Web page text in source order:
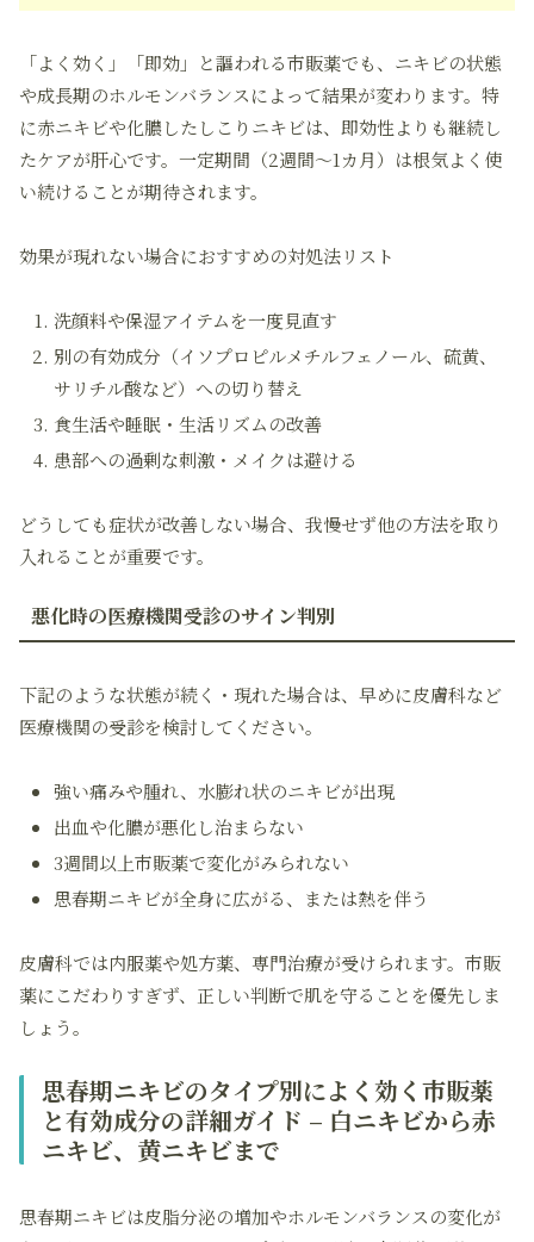
「よく効く」「即効」と謳われる市販薬でも、ニキビの状態
や成長期のホルモンバランスによって結果が変わります。特
に赤ニキビや化膿したしこりニキビは、即効性よりも継続し
たケアが肝心です。一定期間（2週間～1カ月）は根気よく使
い続けることが期待されます。
効果が現れない場合におすすめの対処法リスト
洗顔料や保湿アイテムを一度見直す
別の有効成分（イソプロピルメチルフェノール、硫黄、
サリチル酸など）への切り替え
食生活や睡眠・生活リズムの改善
患部への過剰な刺激・メイクは避ける
どうしても症状が改善しない場合、我慢せず他の方法を取り
入れることが重要です。
悪化時の医療機関受診のサイン判別
下記のような状態が続く・現れた場合は、早めに皮膚科など
医療機関の受診を検討してください。
強い痛みや腫れ、水膨れ状のニキビが出現
出血や化膿が悪化し治まらない
3週間以上市販薬で変化がみられない
思春期ニキビが全身に広がる、または熱を伴う
皮膚科では内服薬や処方薬、専門治療が受けられます。市販
薬にこだわりすぎず、正しい判断で肌を守ることを優先しま
しょう。
思春期ニキビのタイプ別によく効く市販薬
と有効成分の詳細ガイド – 白ニキビから赤
ニキビ、黄ニキビまで
思春期ニキビは皮脂分泌の増加やホルモンバランスの変化が